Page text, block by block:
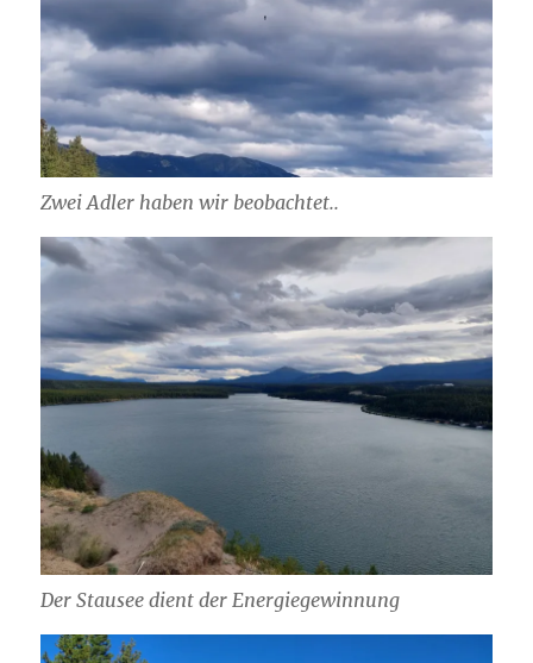
Zwei Adler haben wir beobachtet..
Der Stausee dient der Energiegewinnung